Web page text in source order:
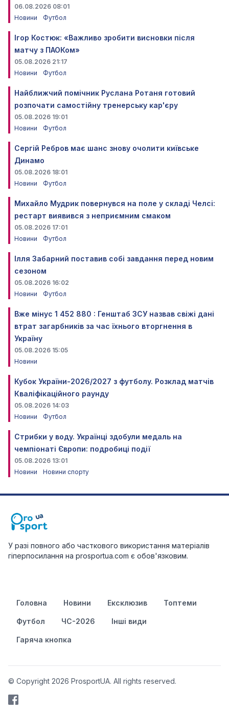
06.08.2026 08:01
Новини
Футбол
Ігор Костюк: «Важливо зробити висновки після
матчу з ПАОКом»
05.08.2026 21:17
Новини
Футбол
Найближчий помічник Руслана Ротаня готовий
розпочати самостійну тренерську кар'єру
05.08.2026 19:01
Новини
Футбол
Сергій Ребров має шанс знову очолити київське
Динамо
05.08.2026 18:01
Новини
Футбол
Михайло Мудрик повернувся на поле у складі Челсі:
рестарт виявився з неприємним смаком
05.08.2026 17:01
Новини
Футбол
Ілля Забарний поставив собі завдання перед новим
сезоном
05.08.2026 16:02
Новини
Футбол
Вже мінус 1 452 880 : Генштаб ЗСУ назвав свіжі дані
втрат загарбників за час їхнього вторгнення в
Україну
05.08.2026 15:05
Новини
Кубок України-2026/2027 з футболу. Розклад матчів
Кваліфікаційного раунду
05.08.2026 14:03
Новини
Футбол
Стрибки у воду. Українці здобули медаль на
чемпіонаті Європи: подробиці події
05.08.2026 13:01
Новини
Новини спорту
У разі повного або часткового використання матеріалів
гіперпосилання на prosportua.com є обов'язковим.
Головна Новини Ексклюзив Топтеми
Футбол ЧС-2026 Інші види
Гаряча кнопка
© Copyright 2026 ProsportUA. All rights reserved.